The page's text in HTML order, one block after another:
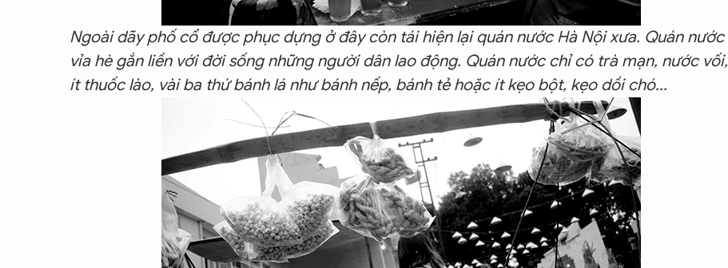
Ngoài dãy phố cổ được phục dựng ở đây còn tái hiện lại quán nước Hà Nội xưa. Quán nước
vỉa hè gắn liền với đời sống những người dân lao động. Quán nước chỉ có trà mạn, nước vối,
ít thuốc lào, vài ba thứ bánh lá như bánh nếp, bánh tẻ hoặc ít kẹo bột, kẹo dồi chó...